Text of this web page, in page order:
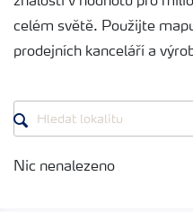
celém světě. Použijte
prodejních kanceláří a
Nic nenalezeno